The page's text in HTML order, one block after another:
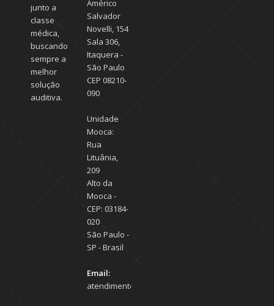
junto a
classe
médica,
buscando
sempre a
melhor
solução
auditiva.
Américo
Salvador
Novelli, 154
Sala 306,
Itaquera -
São Paulo
CEP 08210-
090
Unidade
Mooca:
Rua
Lituânia,
209
Alto da
Mooca -
CEP: 03184-
020
São Paulo -
SP - Brasil
Email:
atendimento@centroauditivosp.com.br